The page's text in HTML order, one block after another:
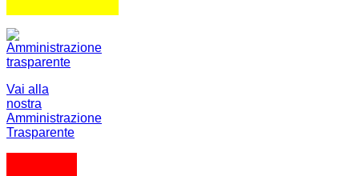
Vai alla
nostra
Amministrazione
Trasparente